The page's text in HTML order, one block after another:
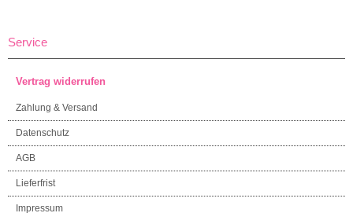
Service
Vertrag widerrufen
Zahlung & Versand
Datenschutz
AGB
Lieferfrist
Impressum